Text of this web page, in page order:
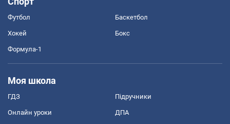
Футбол Баскетбол
Хокей Бокс
Формула-1
Моя школа
ГДЗ Підручники
Онлайн уроки ДПА